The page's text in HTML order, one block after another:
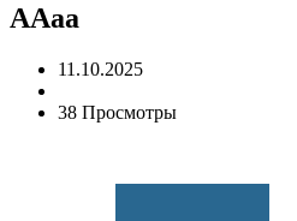
ААаа
11.10.2025
38 Просмотры